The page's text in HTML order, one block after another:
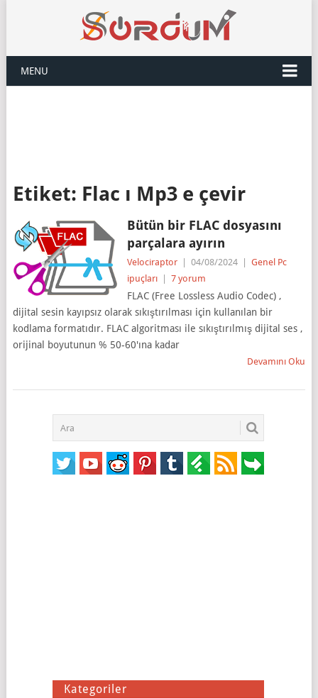
MENU
Etiket: Flac ı Mp3 e çevir
Bütün bir FLAC dosyasını
parçalara ayırın
Velociraptor 04/08/2024
Genel Pc
ipuçları
7 yorum
FLAC (Free Lossless Audio Codec) ,
dijital sesin kayıpsız olarak sıkıştırılması için kullanılan bir
kodlama formatıdır. FLAC algoritması ile sıkıştırılmış dijital ses ,
orijinal boyutunun % 50-60'ına kadar
Devamını Oku
Kategoriler